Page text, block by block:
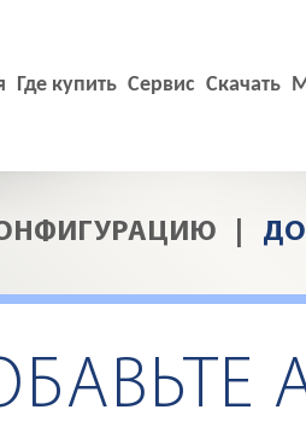
Где купить Сервис Скачать